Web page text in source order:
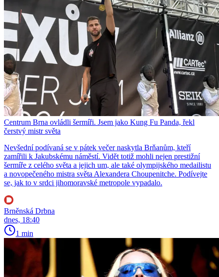
Centrum Brna ovládli šermíři. Jsem jako Kung Fu Panda, řekl
čerstvý mistr světa
Nevšední podívaná se v pátek večer naskytla Brňanům, kteří
zamířili k Jakubskému náměstí. Vidět totiž mohli nejen prestižní
šermíře z celého světa a jejich um, ale také olympijského medailistu
a novopečeného mistra světa Alexandera Choupenitche. Podívejte
se, jak to v srdci jihomoravské metropole vypadalo.
Brněnská Drbna
dnes, 18:40
1 min